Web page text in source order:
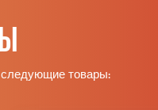
товары: